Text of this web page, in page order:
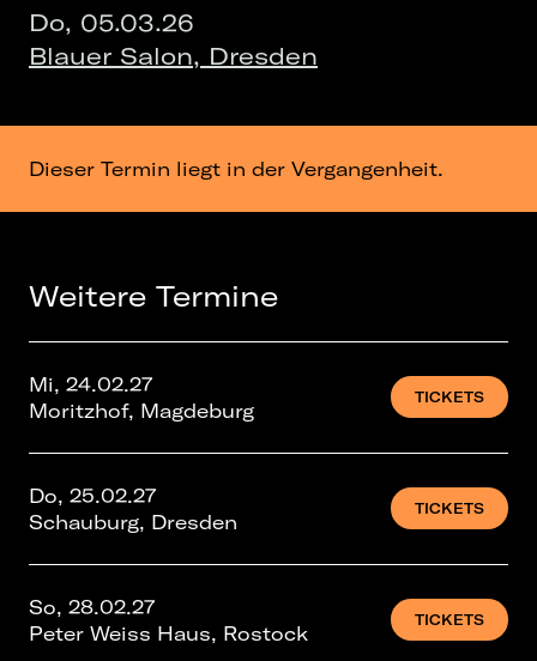
Do, 05.03.26
Blauer Salon, Dresden
Dieser Termin liegt in der Vergangenheit.
Weitere Termine
Mi, 24.02.27
Moritzhof, Magdeburg
TICKETS
Do, 25.02.27
Schauburg, Dresden
TICKETS
So, 28.02.27
Peter Weiss Haus, Rostock
TICKETS